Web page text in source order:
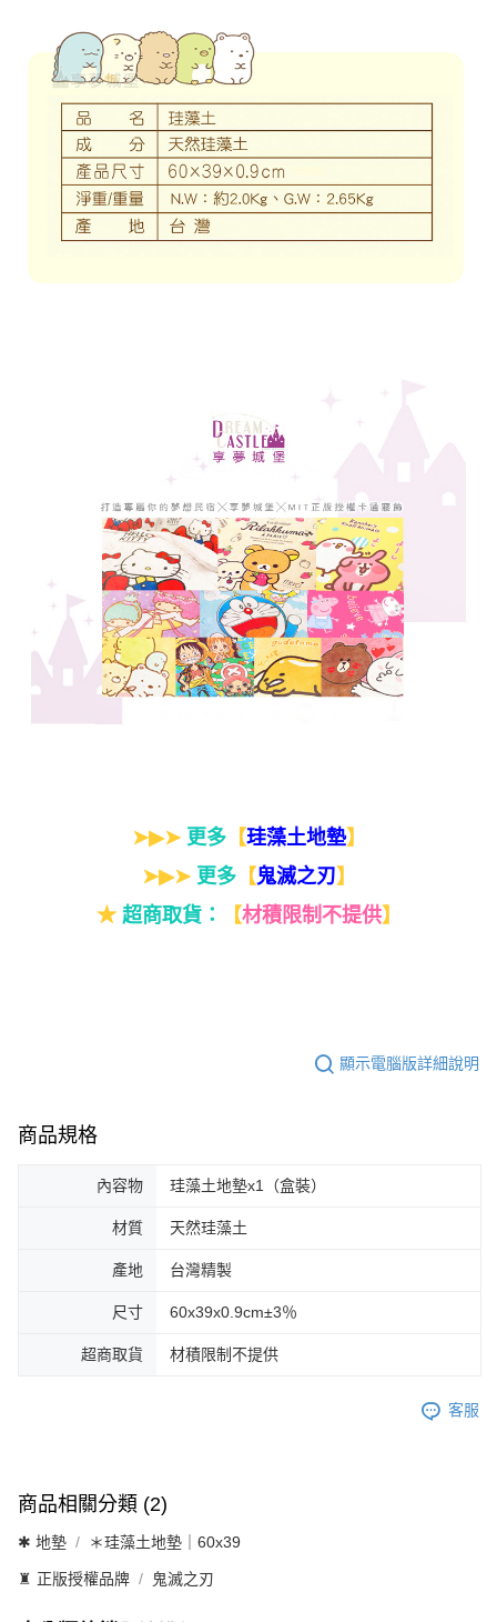
➤▶➤ 更多【珪藻土地墊】
➤▶➤ 更多【鬼滅之刃】
★ 超商取貨： 【材積限制不提供】
顯示電腦版詳細說明
商品規格
內容物 珪藻土地墊x1（盒裝）
材質 天然珪藻土
產地 台灣精製
尺寸 60x39x0.9cm±3％
超商取貨 材積限制不提供
客服
商品相關分類 (2)
✱ 地墊 ＊珪藻土地墊｜60x39
♜ 正版授權品牌 鬼滅之刃